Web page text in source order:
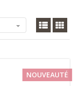
NOUVEAUTÉ